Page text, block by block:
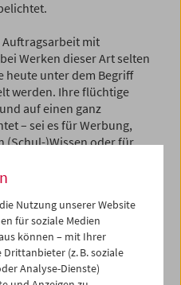
mit
Werken dieser Art selten
heute unter dem Begriff
werden. Ihre flüchtige
auf einen ganz
– sei es für Werbung,
(Schul-)Wissen oder für
Forschung. Mehr und mehr
von
Ephemere Filme
abseits bekannter,
und
Nutzung unserer Website
für soziale Medien
können – mit Ihrer
(z. B. soziale
Analyse-Dienste)